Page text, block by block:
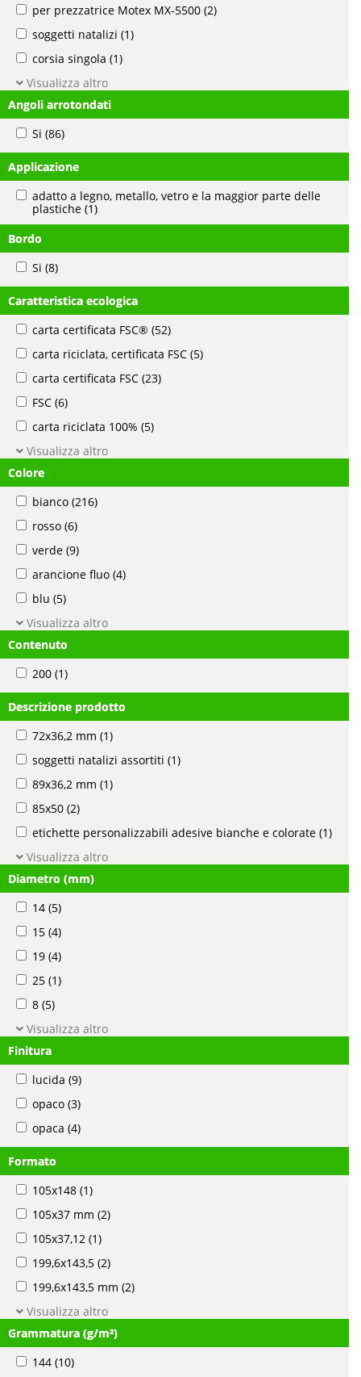
per prezzatrice Motex MX-5500 (2)
soggetti natalizi (1)
corsia singola (1)
Visualizza altro
Angoli arrotondati
Si (86)
Applicazione
adatto a legno, metallo, vetro e la maggior parte delle
plastiche (1)
Bordo
Si (8)
Caratteristica ecologica
carta certificata FSC® (52)
carta riciclata, certificata FSC (5)
carta certificata FSC (23)
FSC (6)
carta riciclata 100% (5)
Visualizza altro
Colore
bianco (216)
rosso (6)
verde (9)
arancione fluo (4)
blu (5)
Visualizza altro
Contenuto
200 (1)
Descrizione prodotto
72x36,2 mm (1)
soggetti natalizi assortiti (1)
89x36,2 mm (1)
85x50 (2)
etichette personalizzabili adesive bianche e colorate (1)
Visualizza altro
Diametro (mm)
14 (5)
15 (4)
19 (4)
25 (1)
8 (5)
Visualizza altro
Finitura
lucida (9)
opaco (3)
opaca (4)
Formato
105x148 (1)
105x37 mm (2)
105x37,12 (1)
199,6x143,5 (2)
199,6x143,5 mm (2)
Visualizza altro
Grammatura (g/m²)
144 (10)